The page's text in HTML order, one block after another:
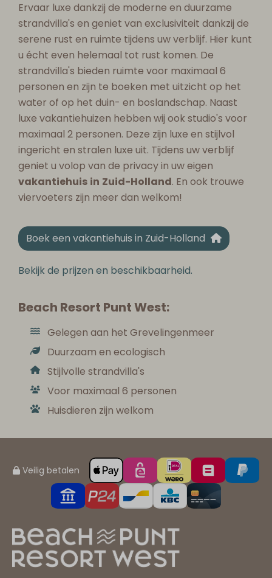
Ervaar luxe dankzij de moderne en duurzame
strandvilla's en geniet van exclusiviteit dankzij de
serene rust en ruimte tijdens uw verblijf. Hier kunt
u écht even helemaal tot rust komen. De
strandvilla's bieden ruimte voor maximaal 6
personen en zijn te boeken met uitzicht op het
water of op het duin- en boslandschap. Naast
luxe vakantiehuizen hebben wij ook studio's voor
maximaal 2 personen. Deze zijn luxe en stijlvol
ingericht en stralen luxe uit. Tijdens uw verblijf
geniet u volop van de privacy in uw eigen
vakantiehuis in Zuid-Holland. En ook trouwe
viervoeters zijn meer dan welkom!
Boek een vakantiehuis in Zuid-Holland
Bekijk de prijzen en beschikbaarheid.
Beach Resort Punt West:
Gelegen aan het Grevelingenmeer
Duurzaam en ecologisch
Stijlvolle strandvilla's
Voor maximaal 6 personen
Huisdieren zijn welkom
Veilig betalen